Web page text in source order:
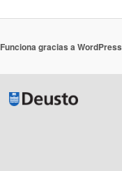
Funciona gracias a WordPress